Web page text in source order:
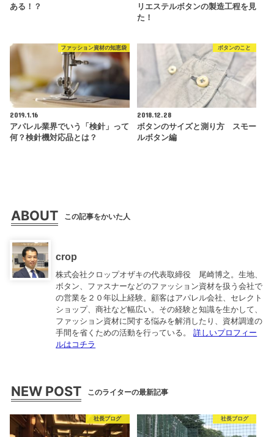
ある！？
リエステルボタンの製造工程を見
た！
ファッション資材の知恵袋
2019.1.16
アパレル業界でいう「検針」って
何？検針機対応品とは？
ボタンのこと
2018.12.28
ボタンのサイズと測り方 スモー
ルボタン編
ABOUT この記事をかいた人
crop
株式会社クロップオザキの代表取締役 尾崎博之。生地、
ボタン、ファスナーなどのファッション資材を扱う会社で
の営業を２０年以上経験。顧客はアパレル会社、セレクト
ショップ、商社など幅広い。その経験と知識を生かして、
ファッション資材に関する悩みを解消したり、資材調達の
手間を省くための活動を行っている。詳しいプロフィー
ルはコチラ
NEW POST このライターの最新記事
社長ブログ 社長ブログ